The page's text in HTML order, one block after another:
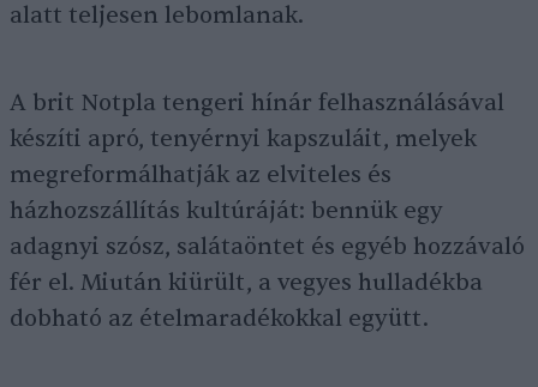
alatt teljesen lebomlanak.
A brit Notpla tengeri hínár felhasználásával
készíti apró, tenyérnyi kapszuláit, melyek
megreformálhatják az elviteles és
házhozszállítás kultúráját: bennük egy
adagnyi szósz, salátaöntet és egyéb hozzávaló
fér el. Miután kiürült, a vegyes hulladékba
dobható az ételmaradékokkal együtt.